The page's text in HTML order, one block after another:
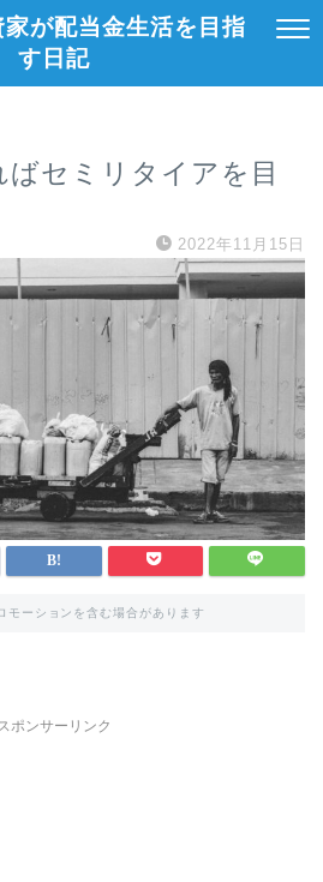
が配当金生活を目指
す日記
セミリタイアを目
2022年11月15日
モーションを含む場合があります
ポンサーリンク